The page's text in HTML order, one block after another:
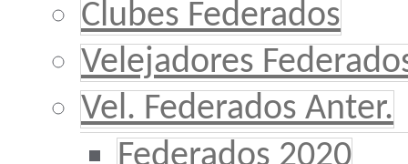
Clubes Federados
Velejadores
Vel. Federados Anter.
Federados 2020